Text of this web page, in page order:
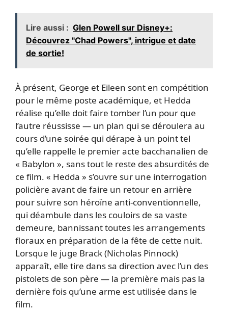
Lire aussi : Glen Powell sur Disney+:
Découvrez "Chad Powers", intrigue et date
de sortie!
À présent, George et Eileen sont en compétition
pour le même poste académique, et Hedda
réalise qu’elle doit faire tomber l’un pour que
l’autre réussisse — un plan qui se déroulera au
cours d’une soirée qui dérape à un point tel
qu’elle rappelle le premier acte bacchanalien de
« Babylon », sans tout le reste des absurdités de
ce film. « Hedda » s’ouvre sur une interrogation
policière avant de faire un retour en arrière
pour suivre son héroïne anti-conventionnelle,
qui déambule dans les couloirs de sa vaste
demeure, bannissant toutes les arrangements
floraux en préparation de la fête de cette nuit.
Lorsque le juge Brack (Nicholas Pinnock)
apparaît, elle tire dans sa direction avec l’un des
pistolets de son père — la première mais pas la
dernière fois qu’une arme est utilisée dans le
film.